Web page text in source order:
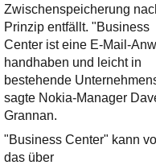
Zwischenspeicherung
Prinzip entfällt. "Business
Center ist eine E-Mail-
handhaben und leicht in
bestehende
sagte Nokia-Manager
Grannan.
"Business Center" kann
das über